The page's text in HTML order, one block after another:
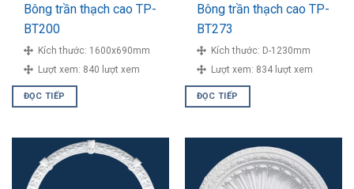
Bông trần thạch cao TP-
BT200
Kích thước: 1600x690mm
Lượt xem: 840 lượt xem
ĐỌC TIẾP
Bông trần thạch cao TP-
BT273
Kích thước: D-1230mm
Lượt xem: 834 lượt xem
ĐỌC TIẾP